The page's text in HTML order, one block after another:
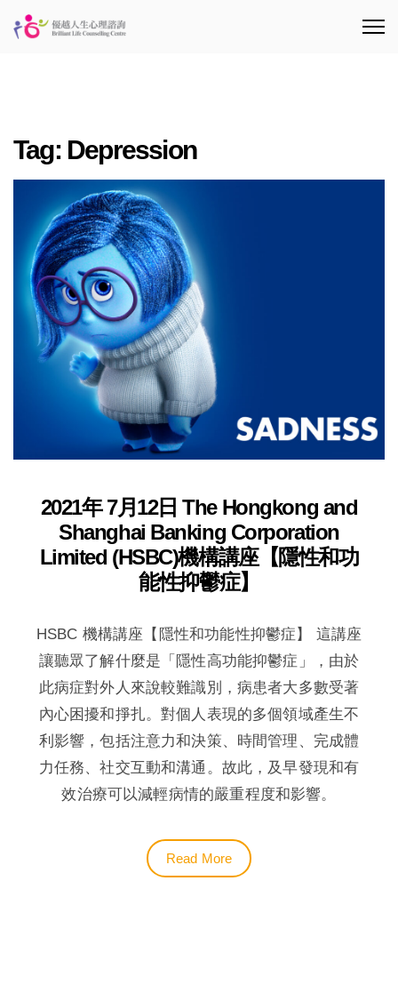
Tag: Depression
2021年 7月12日 The Hongkong and
Shanghai Banking Corporation
Limited (HSBC)機構講座【隱性和功
能性抑鬱症】
HSBC 機構講座【隱性和功能性抑鬱症】 這講座
讓聽眾了解什麼是「隱性高功能抑鬱症」，由於
此病症對外人來說較難識別，病患者大多數受著
內心困擾和掙扎。對個人表現的多個領域產生不
利影響，包括注意力和決策、時間管理、完成體
力任務、社交互動和溝通。故此，及早發現和有
效治療可以減輕病情的嚴重程度和影響。
Read More